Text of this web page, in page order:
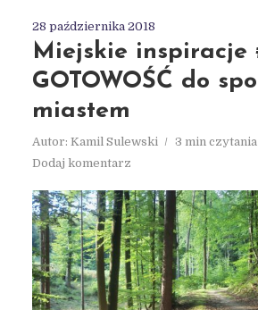
28 października 2018
Miejskie inspiracje
GOTOWOŚĆ do
miastem
Autor: Kamil Sulewski
3 min czytania
Dodaj komentarz